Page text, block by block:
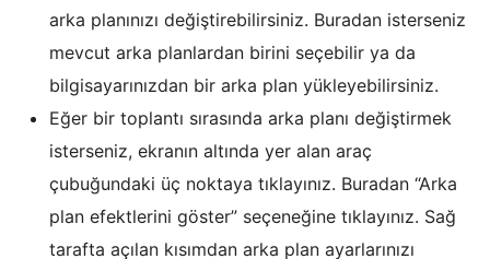
arka planınızı değiştirebilirsiniz. Buradan isterseniz
mevcut arka planlardan birini seçebilir ya da
bilgisayarınızdan bir arka plan yükleyebilirsiniz.
Eğer bir toplantı sırasında arka planı değiştirmek
isterseniz, ekranın altında yer alan araç
çubuğundaki üç noktaya tıklayınız. Buradan “Arka
plan efektlerini göster” seçeneğine tıklayınız. Sağ
tarafta açılan kısımdan arka plan ayarlarınızı